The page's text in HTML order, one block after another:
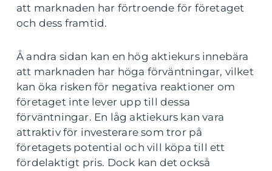
att marknaden har förtroende för företaget
och dess framtid.
Å andra sidan kan en hög aktiekurs innebära
att marknaden har höga förväntningar, vilket
kan öka risken för negativa reaktioner om
företaget inte lever upp till dessa
förväntningar. En låg aktiekurs kan vara
attraktiv för investerare som tror på
företagets potential och vill köpa till ett
fördelaktigt pris. Dock kan det också